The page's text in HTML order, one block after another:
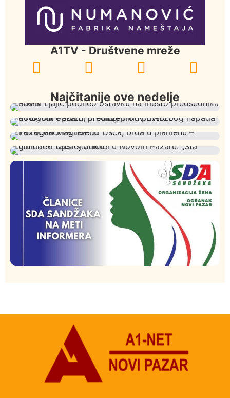
A1TV - Društvene mreže
Najčitanije ove nedelje
Rasim Ljajić podneo ostavku na mesto predsednika
SDPS
Podignut optužni predlog protiv E.A. zbog napada u
Novom Pazaru, produžen mu pritvor
Požar od Magliča do Ušća, brda u plamenu –
Lončar o Opštoj bolnici u Novom Pazaru: „Šta glumite?